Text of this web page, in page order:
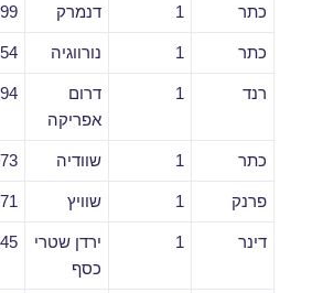
כתר 1 דנמרק
כתר 1 נורווגיה
רנד 1
דרום
אפריקה
כתר 1 שוודיה
פרנק 1 שוויץ
דינר 1
ירדן שטרי
כסף